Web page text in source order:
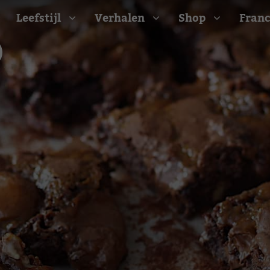
Barbecue recepten
Camping recepten
Picknick recepten
Salade recepten
Zomer recepten
Bekijk alle recepten
Leefstijl Verhalen Shop